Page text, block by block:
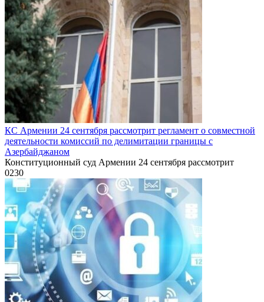
КС Армении 24 сентября рассмотрит регламент о совместной
деятельности комиссий по делимитации границы с
Азербайджаном
Конституционный суд Армении 24 сентября рассмотрит
0230